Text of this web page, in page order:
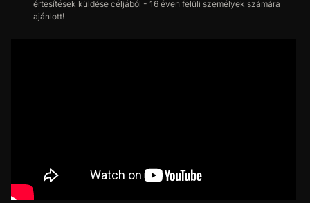
értesítések küldése céljából - 16 éven felüli személyek számára
ajánlott!